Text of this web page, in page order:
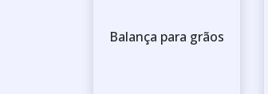
Balança para grãos